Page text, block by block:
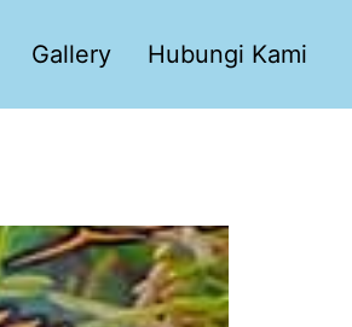
Gallery Hubungi Kami